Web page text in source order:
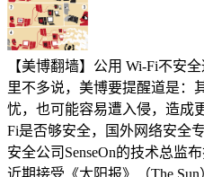
【美博翻墙】公用 Wi-Fi不安
里不多说，美博要提醒道是：
忧，也可能容易遭入侵，造成
Fi是否够安全，国外网络安全
安全公司SenseOn的技术总监布
近期接受《太阳报》（The Sun